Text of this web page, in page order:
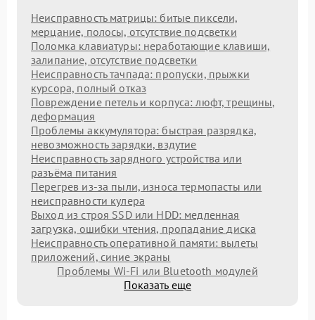
Неисправность матрицы: битые пиксели,
мерцание, полосы, отсутствие подсветки
Поломка клавиатуры: неработающие клавиши,
залипание, отсутствие подсветки
Неисправность тачпада: пропуски, прыжки
курсора, полный отказ
Повреждение петель и корпуса: люфт, трещины,
деформация
Проблемы аккумулятора: быстрая разрядка,
невозможность зарядки, вздутие
Неисправность зарядного устройства или
разъёма питания
Перегрев из‑за пыли, износа термопасты или
неисправности кулера
Выход из строя SSD или HDD: медленная
загрузка, ошибки чтения, пропадание диска
Неисправность оперативной памяти: вылеты
приложений, синие экраны
Проблемы Wi‑Fi или Bluetooth модулей
Показать еще